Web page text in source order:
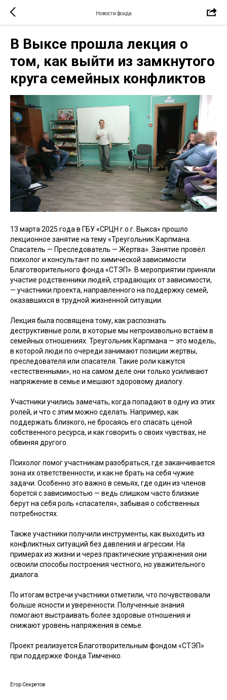
Новости фонда
В Выксе прошла лекция о
том, как выйти из замкнутого
круга семейных конфликтов
13 марта 2025 года в ГБУ «СРЦН г.о.г. Выкса» прошло
лекционное занятие на тему «Треугольник Карпмана.
Спасатель — Преследователь — Жертва». Занятие провёл
психолог и консультант по химической зависимости
Благотворительного фонда «СТЭП». В мероприятии приняли
участие родственники людей, страдающих от зависимости,
— участники проекта, направленного на поддержку семей,
оказавшихся в трудной жизненной ситуации.
Лекция была посвящена тому, как распознать
деструктивные роли, в которые мы непроизвольно встаём в
семейных отношениях. Треугольник Карпмана — это модель,
в которой люди по очереди занимают позиции жертвы,
преследователя или спасателя. Такие роли кажутся
«естественными», но на самом деле они только усиливают
напряжение в семье и мешают здоровому диалогу.
Участники учились замечать, когда попадают в одну из этих
ролей, и что с этим можно сделать. Например, как
поддержать близкого, не бросаясь его спасать ценой
собственного ресурса, и как говорить о своих чувствах, не
обвиняя другого.
Психолог помог участникам разобраться, где заканчивается
зона их ответственности, и как не брать на себя чужие
задачи. Особенно это важно в семьях, где один из членов
борется с зависимостью — ведь слишком часто близкие
берут на себя роль «спасателя», забывая о собственных
потребностях.
Также участники получили инструменты, как выходить из
конфликтных ситуаций без давления и агрессии. На
примерах из жизни и через практические упражнения они
освоили способы построения честного, но уважительного
диалога.
По итогам встречи участники отметили, что почувствовали
больше ясности и уверенности. Полученные знания
помогают выстраивать более здоровые отношения и
снижают уровень напряжения в семье.
Проект реализуется Благотворительным фондом «СТЭП»
при поддержке Фонда Тимченко.
Егор Секретов